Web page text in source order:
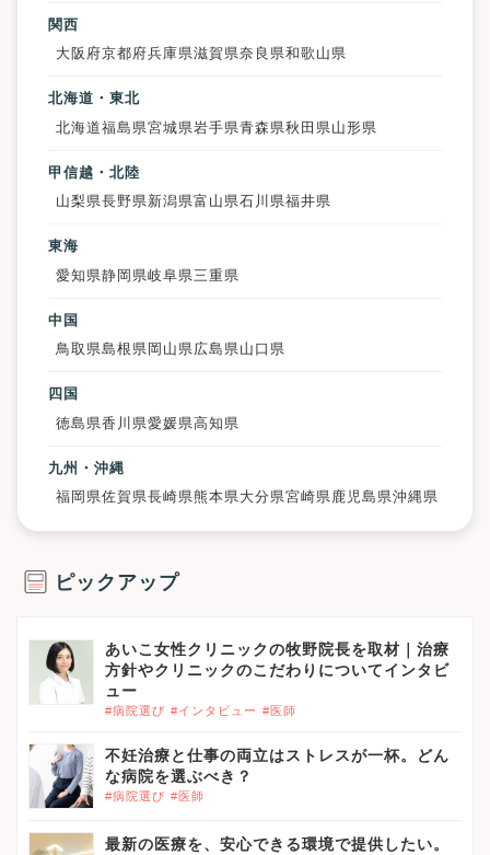
関西
大阪府京都府兵庫県滋賀県奈良県和歌山県
北海道・東北
北海道福島県宮城県岩手県青森県秋田県 山形県
甲信越・北陸
山梨県長野県新潟県富山県石川県福井県
東海
愛知県静岡県岐阜県 三重県
中国
鳥取県島根県 岡山県広島県山口県
四国
徳島県香川県愛媛県高知県
九州・沖縄
福岡県佐賀県長崎県熊本県大分県宮崎県鹿児島県沖縄県
ピックアップ
あいこ女性クリニックの牧野院長を取材｜治療
方針やクリニックのこだわりについてインタビ
ュー
#病院選び #インタビュー #医師
不妊治療と仕事の両立はストレスが一杯。どん
な病院を選ぶべき？
#病院選び #医師
最新の医療を、安心できる環境で提供したい。